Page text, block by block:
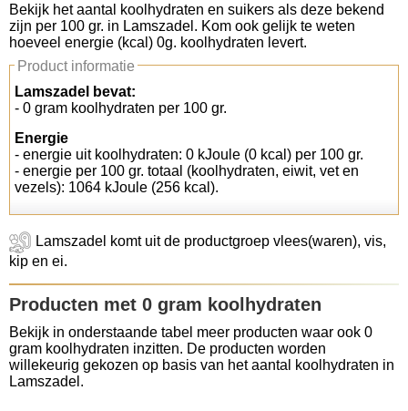
Koolhydraten tellen
Links
Bekijk het aantal koolhydraten en suikers als deze bekend
zijn per 100 gr. in Lamszadel. Kom ook gelijk te weten
hoeveel energie (kcal) 0g. koolhydraten levert.
Product informatie
Lamszadel bevat:
- 0 gram koolhydraten per 100 gr.
Energie
- energie uit koolhydraten: 0 kJoule (0 kcal) per 100 gr.
- energie per 100 gr. totaal (koolhydraten, eiwit, vet en
vezels): 1064 kJoule (256 kcal).
Lamszadel komt uit de productgroep vlees(waren), vis,
kip en ei.
Producten met 0 gram koolhydraten
Bekijk in onderstaande tabel meer producten waar ook 0
gram koolhydraten inzitten. De producten worden
willekeurig gekozen op basis van het aantal koolhydraten in
Lamszadel.